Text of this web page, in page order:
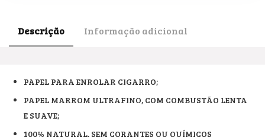
Descrição Informação adicional
PAPEL PARA ENROLAR CIGARRO;
PAPEL MARROM ULTRAFINO, COM COMBUSTÃO LENTA
E SUAVE;
100% NATURAL, SEM CORANTES OU QUÍMICOS